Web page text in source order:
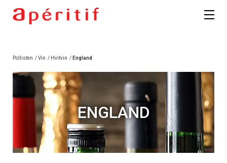
Pollisten /Vin / Hvitvin / England
ENGLAND